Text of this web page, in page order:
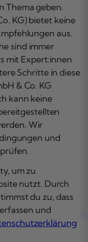
Thema geben.
KG) bietet keine
aus.
sind immer
mit Expert:innen
Schritte in diese
& Co. KG
kann keine
Wir
und
um zu
nutzt. Durch
du zu, dass
und